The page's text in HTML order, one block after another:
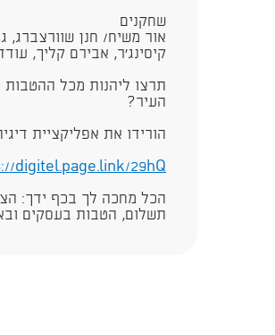
שחקנים
אור משיח/ חנן שוורצברג,
קיסינג'ר, אבירם קליך,
תרצו ליהנות מכל ההטבות
העיר?
הורידו את אפליקציית
digitel.page.link/29hQ​​
הכל מחכה לך בכף ידך:
תשלום, הטבות בעסקים